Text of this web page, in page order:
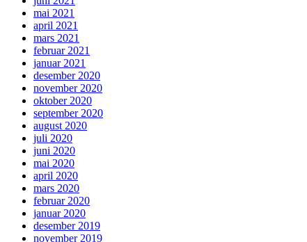
mai 2021
april 2021
mars 2021
februar 2021
januar 2021
desember 2020
november 2020
oktober 2020
september 2020
august 2020
juli 2020
juni 2020
mai 2020
april 2020
mars 2020
februar 2020
januar 2020
desember 2019
november 2019